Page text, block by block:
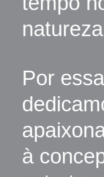
Por
à